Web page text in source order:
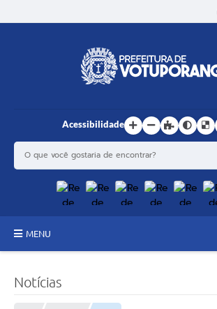
Acessibilidade
MENU
Notícias